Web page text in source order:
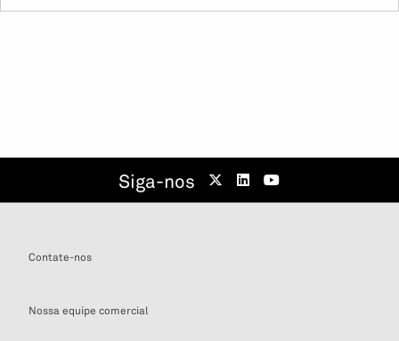
Siga-nos
Contate-nos
Nossa equipe comercial